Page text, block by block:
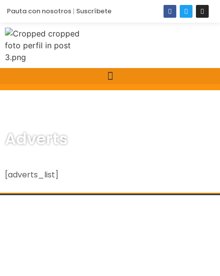
Pauta con nosotros Suscríbete
Adverts
[adverts_list]